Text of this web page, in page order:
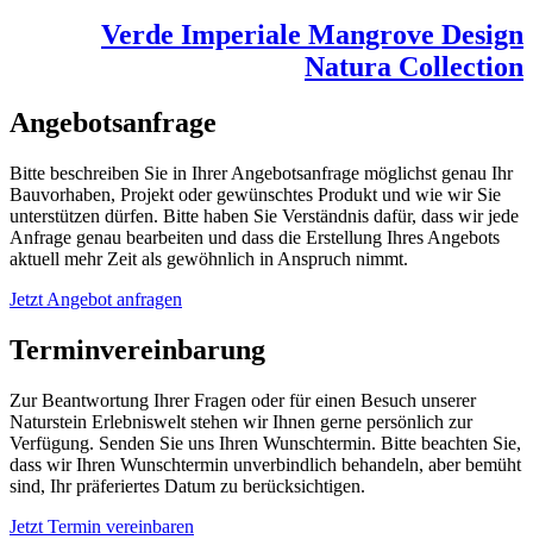
Verde Imperiale Mangrove Design
Natura Collection
Angebotsanfrage
Bitte beschreiben Sie in Ihrer Angebotsanfrage möglichst genau Ihr
Bauvorhaben, Projekt oder gewünschtes Produkt und wie wir Sie
unterstützen dürfen. Bitte haben Sie Verständnis dafür, dass wir jede
Anfrage genau bearbeiten und dass die Erstellung Ihres Angebots
aktuell mehr Zeit als gewöhnlich in Anspruch nimmt.
Jetzt Angebot anfragen
Terminvereinbarung
Zur Beantwortung Ihrer Fragen oder für einen Besuch unserer
Naturstein Erlebniswelt stehen wir Ihnen gerne persönlich zur
Verfügung. Senden Sie uns Ihren Wunschtermin. Bitte beachten Sie,
dass wir Ihren Wunschtermin unverbindlich behandeln, aber bemüht
sind, Ihr präferiertes Datum zu berücksichtigen.
Jetzt Termin vereinbaren